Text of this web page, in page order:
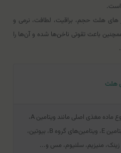
است.
هلث حجم، براقیت، لطافت، نرمی و
باعث تقوتی ناخن‌ها شده و آن‌ها را
هلث
مولتی‌ویتامین حاوی 24 نوع ماده مغذی اصلی مانند ویتامین A،
ویتامین C، ویتامین D، ویتامین E، ویتامین‌های گروه B، بیوتین،
زینک، منیزیم، سلنیوم، مس و...